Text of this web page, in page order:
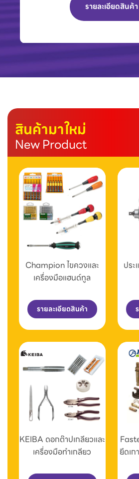
รายละเอียดสินค้า
สินค้ามาใหม่
New Product
Champion ไขควงและ
เครื่องมือแฮนด์ทูล
รายละเอียดสินค้า
ปร
KEIBA ดอกต๊าปเกลียวและ
เครื่องมือทำเกลียว
ยึดเก